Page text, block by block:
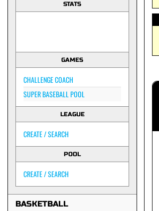
STATS
GAMES
CHALLENGE COACH
SUPER BASEBALL POOL
LEAGUE
CREATE / SEARCH
POOL
CREATE / SEARCH
BASKETBALL